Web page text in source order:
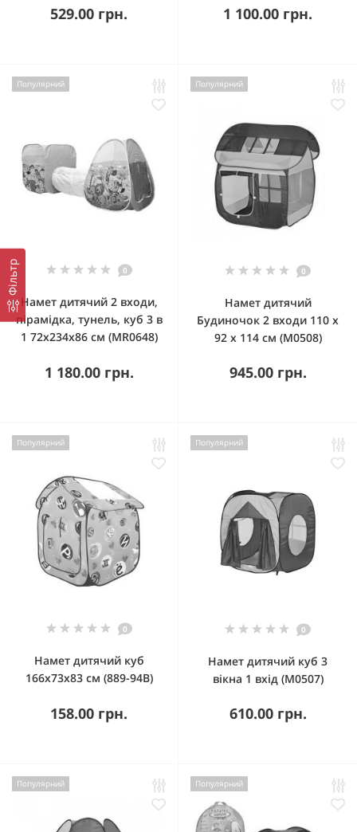
Фільтр
529.00 грн. 1 100.00 грн.
Популярний
0
Намет дитячий 2 входи,
пірамідка, тунель, куб 3 в
1 72х234х86 см (MR0648)
1 180.00 грн.
Популярний
0
Намет дитячий
Будиночок 2 входи 110 х
92 х 114 см (М0508)
945.00 грн.
Популярний
0
Намет дитячий куб
166х73х83 см (889-94В)
158.00 грн.
Популярний
0
Намет дитячий куб 3
вікна 1 вхід (M0507)
610.00 грн.
Популярний Популярний